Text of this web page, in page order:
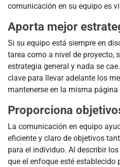
comunicación en su equipo es
Aporta mejor
Si su equipo está siempre en
tarea como a nivel de proyecto,
estrategia general y nada se
clave para llevar adelante los
mantenerse en la misma
Proporciona
La comunicación en equipo
eficiente y claro de objetivos
para el individuo. Al describir
que el enfoque esté establecido